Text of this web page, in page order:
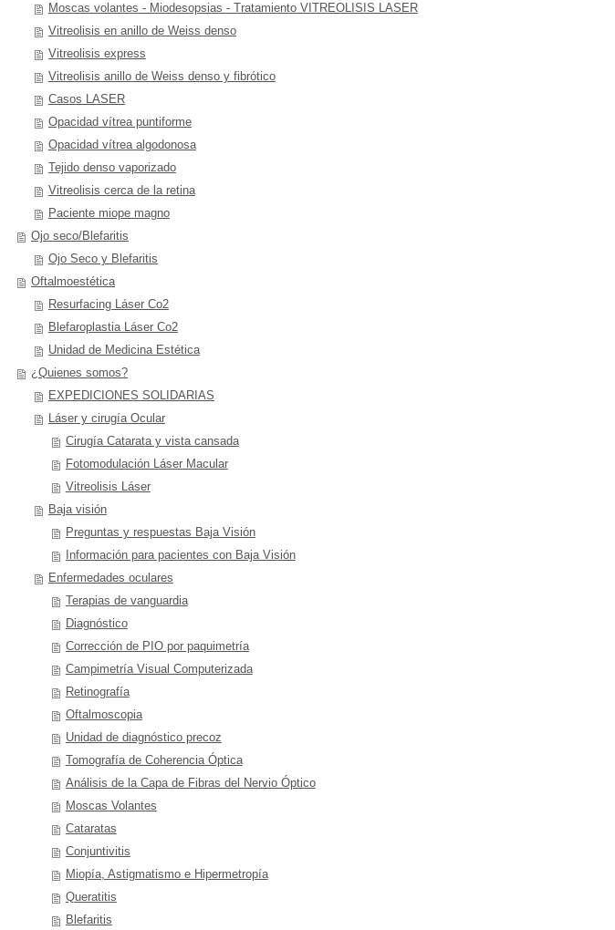
Moscas volantes - Miodesopsias - Tratamiento VITREOLISIS LASER
Vitreolisis en anillo de Weiss denso
Vitreolisis express
Vitreolisis anillo de Weiss denso y fibrótico
Casos LASER
Opacidad vítrea puntiforme
Opacidad vítrea algodonosa
Tejido denso vaporizado
Vitreolisis cerca de la retina
Paciente miope magno
Ojo seco/Blefaritis
Ojo Seco y Blefaritis
Oftalmoestética
Resurfacing Láser Co2
Blefaroplastia Láser Co2
Unidad de Medicina Estética
¿Quienes somos?
EXPEDICIONES SOLIDARIAS
Láser y cirugía Ocular
Cirugía Catarata y vista cansada
Fotomodulación Láser Macular
Vitreolisis Láser
Baja visión
Preguntas y respuestas Baja Visión
Información para pacientes con Baja Visión
Enfermedades oculares
Terapias de vanguardia
Diagnóstico
Corrección de PIO por paquimetría
Campimetría Visual Computerizada
Retinografía
Oftalmoscopia
Unidad de diagnóstico precoz
Tomografía de Coherencia Óptica
Análisis de la Capa de Fibras del Nervio Óptico
Moscas Volantes
Cataratas
Conjuntivitis
Miopía, Astigmatismo e Hipermetropía
Queratitis
Blefaritis